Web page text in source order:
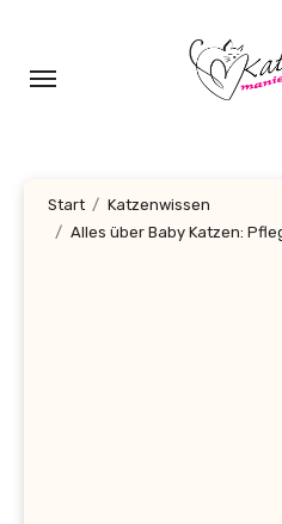
springen
Start
Katzenwissen
Alles über Baby Katzen: